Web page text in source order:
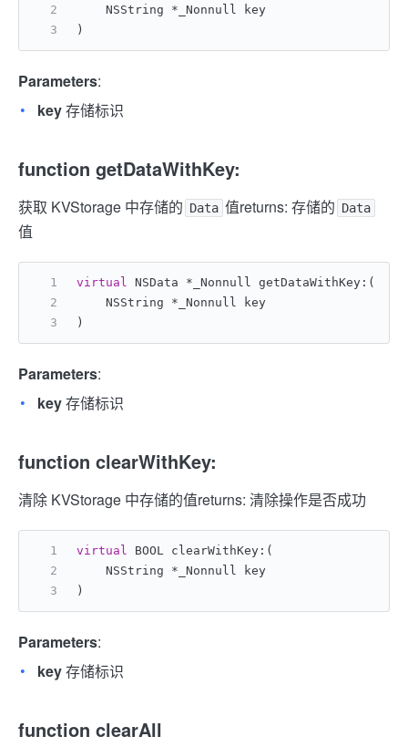
    NSString *_Nonnull key
)
Parameters:
key存储标识
function getDataWithKey:
获取 KVStorage 中存储的 Data 值returns: 存储的 Data
值
virtual NSData *_Nonnull getDataWithKey:(
    NSString *_Nonnull key
)
Parameters:
key存储标识
function clearWithKey:
清除 KVStorage 中存储的值returns: 清除操作是否成功
virtual BOOL clearWithKey:(
    NSString *_Nonnull key
)
Parameters:
key存储标识
function clearAll